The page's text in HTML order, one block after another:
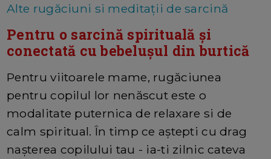
Alte rugăciuni si meditații de sarcină
Pentru o sarcină spirituală și
conectată cu bebelușul din burtică
Pentru viitoarele mame, rugăciunea
pentru copilul lor nenăscut este o
modalitate puternica de relaxare si de
calm spiritual. În timp ce aștepti cu drag
nașterea copilului tau - ia-ti zilnic cateva